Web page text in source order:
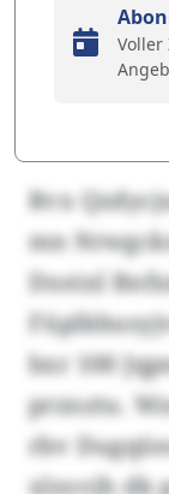
Rvx
mn
Dxeixl
bxr 100
prznztu.
rbv
xlzovjh dk